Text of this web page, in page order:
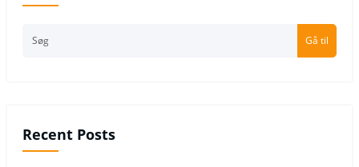
Gå til
Recent Posts